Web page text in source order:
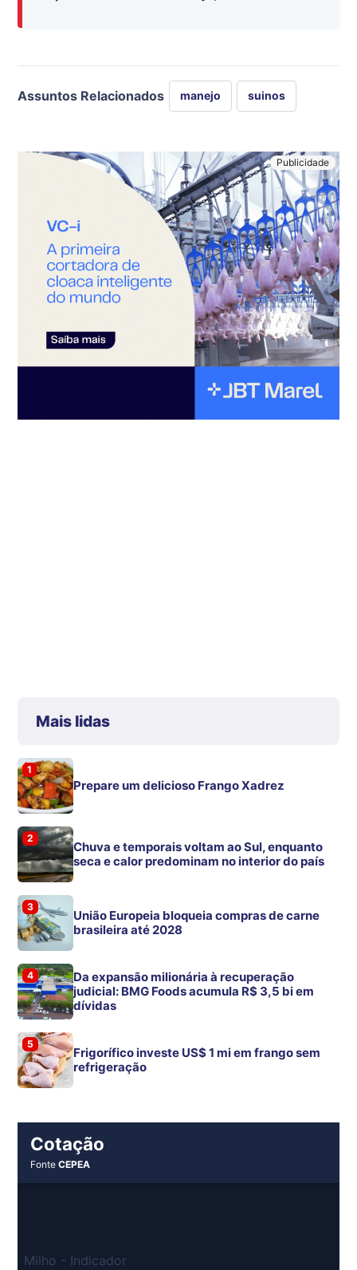
Assuntos Relacionados manejo suinos
Mais lidas
1
Prepare um delicioso Frango Xadrez
2
Chuva e temporais voltam ao Sul, enquanto
seca e calor predominam no interior do país
3
União Europeia bloqueia compras de carne
brasileira até 2028
4
Da expansão milionária à recuperação
judicial: BMG Foods acumula R$ 3,5 bi em
dívidas
5
Frigorífico investe US$ 1 mi em frango sem
refrigeração
Cotação
FonteCEPEA
Milho - Indicador